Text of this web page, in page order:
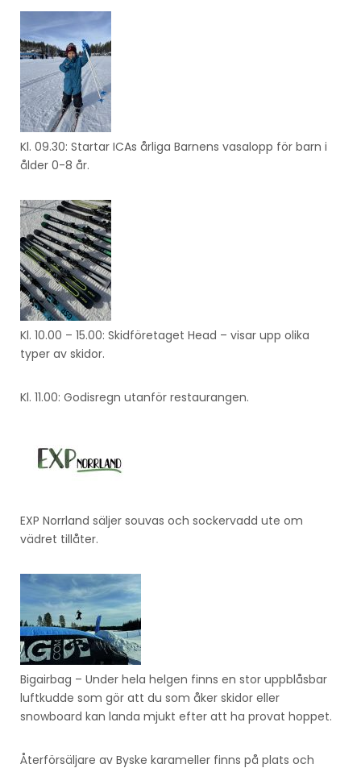
Kl. 09.30: Startar ICAs årliga Barnens vasalopp för barn i
ålder 0-8 år.
Kl. 10.00 – 15.00: Skidföretaget Head – visar upp olika
typer av skidor.
Kl. 11.00: Godisregn utanför restaurangen.
EXP Norrland säljer souvas och sockervadd ute om
vädret tillåter.
Bigairbag – Under hela helgen finns en stor uppblåsbar
luftkudde som gör att du som åker skidor eller
snowboard kan landa mjukt efter att ha provat hoppet.
Återförsäljare av Byske karameller finns på plats och